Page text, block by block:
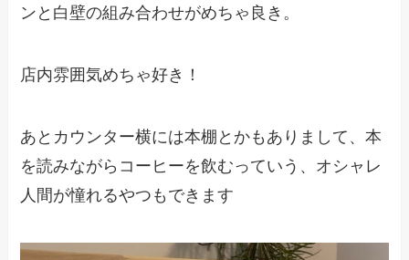
ンと白壁の組み合わせがめちゃ良き。
店内雰囲気めちゃ好き！
あとカウンター横には本棚とかもありまして、本
を読みながらコーヒーを飲むっていう、オシャレ
人間が憧れるやつもできます